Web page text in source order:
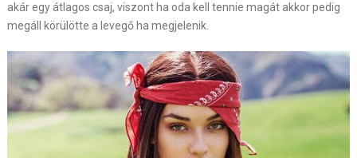
akár egy átlagos csaj, viszont ha oda kell tennie magát akkor pedig
megáll körülötte a levegő ha megjelenik.